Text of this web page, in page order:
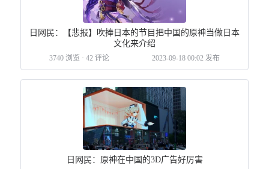
日网民：【悲报】吹捧日本的节目把中国的原神当做日本
文化来介绍
2023-09-18 00:02 发布
3740 浏览 ·42 评论
日网民：原神在中国的3D广告好厉害